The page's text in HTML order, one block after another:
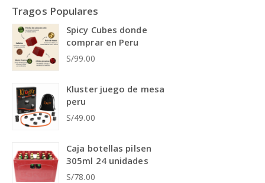
Tragos Populares
Spicy Cubes donde
comprar en Peru
S/99.00
Kluster juego de mesa
peru
S/49.00
Caja botellas pilsen
305ml 24 unidades
S/78.00